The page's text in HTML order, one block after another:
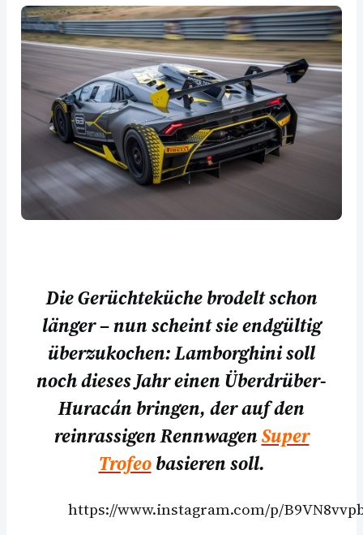
Die Gerüchteküche brodelt schon
länger – nun scheint sie endgültig
überzukochen: Lamborghini soll
noch dieses Jahr einen Überdrüber-
Huracán bringen, der auf den
reinrassigen RennwagenSuper
Trofeobasieren soll.
https://www.instagram.com/p/